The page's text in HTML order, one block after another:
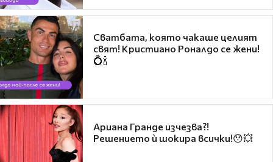
Сватбата, която чакаше целият
свят! Кристиано Роналдо се жени!
💍🍾
Ариана Гранде изчезва?!
Решението ѝ шокира всички!😯💥